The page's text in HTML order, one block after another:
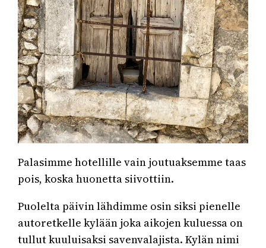
Palasimme hotellille vain joutuaksemme taas
pois, koska huonetta siivottiin.
Puolelta päivin lähdimme osin siksi pienelle
autoretkelle kylään joka aikojen kuluessa on
tullut kuuluisaksi savenvalajista. Kylän nimi